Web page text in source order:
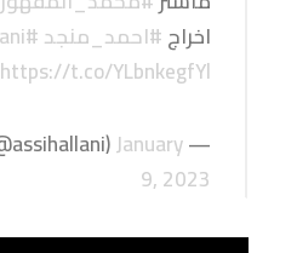
اخراج#احمد_منجد#assielhallani
https://t.co/YLbnkegfYl
— Assi El Hallani (@assihallani)
January
9, 2023